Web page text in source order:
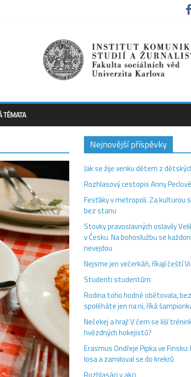
TÉMATA
Nejnovější příspěvky
Jak se žije venku dětem z
Rozhlasový cestopis Anny Peclové
Fesťáky v metropoli. Za kulturou
bez stanu
Stovky pravoslavných oslavily
v Česku. Na bohoslužbu se
nevejdou
Nejsme jen večerkáři, říkají čeští
Studenti studentům
Rodina toho hodně obětovala,
spoléháte jen na ni, říká
Nečekej a hraj! V čem se liší
hvězdných hokejistů?
Erasmus Ondřeje Pipka ve
losa a zamiloval se do krekrů
Rozhlasáci v akci